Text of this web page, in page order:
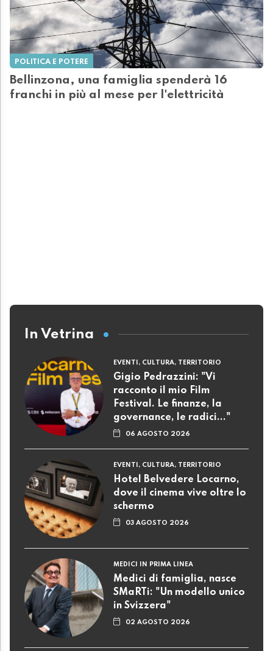
POLITICA E POTERE
Bellinzona, una famiglia spenderà 16
franchi in più al mese per l'elettricità
In Vetrina
EVENTI, CULTURA, TERRITORIO
Gigio Pedrazzini: "Vi
racconto il mio Film
Festival. Le finanze, la
governance, le radici..."
06 AGOSTO 2026
EVENTI, CULTURA, TERRITORIO
Hotel Belvedere Locarno,
dove il cinema vive oltre lo
schermo
03 AGOSTO 2026
MEDICI IN PRIMA LINEA
Medici di famiglia, nasce
SMaRTi: "Un modello unico
in Svizzera"
02 AGOSTO 2026